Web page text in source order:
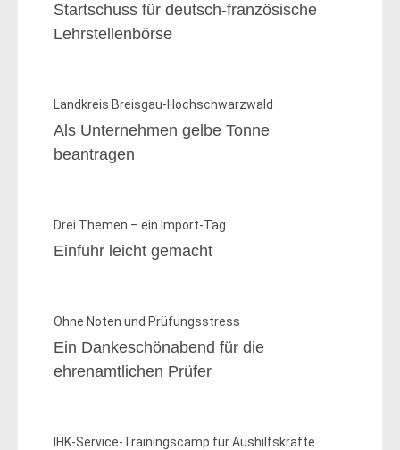
Startschuss für deutsch-französische
Lehrstellenbörse
Landkreis Breisgau-Hochschwarzwald
Als Unternehmen gelbe Tonne
beantragen
Drei Themen – ein Import-Tag
Einfuhr leicht gemacht
Ohne Noten und Prüfungsstress
Ein Dankeschönabend für die
ehrenamtlichen Prüfer
IHK-Service-Trainingscamp für Aushilfskräfte